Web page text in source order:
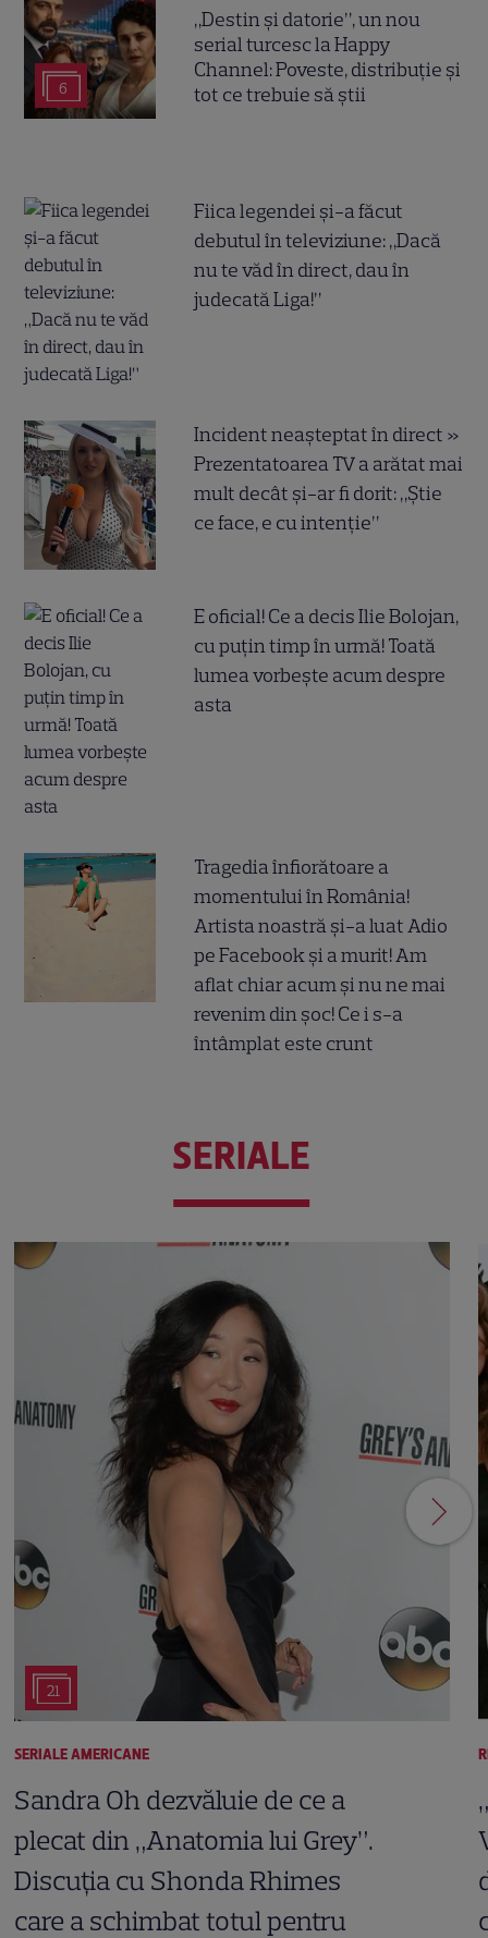
6
„Destin și datorie”, un nou
serial turcesc la Happy
Channel: Poveste, distribuție și
tot ce trebuie să știi
Fiica legendei și-a făcut
debutul în televiziune: „Dacă
nu te văd în direct, dau în
judecată Liga!”
Incident neașteptat în direct »
Prezentatoarea TV a arătat mai
mult decât și-ar fi dorit: „Știe
ce face, e cu intenție”
E oficial! Ce a decis Ilie Bolojan,
cu puțin timp în urmă! Toată
lumea vorbește acum despre
asta
Tragedia înfiorătoare a
momentului în România!
Artista noastră și-a luat Adio
pe Facebook și a murit! Am
aflat chiar acum și nu ne mai
revenim din șoc! Ce i s-a
întâmplat este crunt
SERIALE
21
SERIALE AMERICANE
Sandra Oh dezvăluie de ce a
plecat din „Anatomia lui Grey”.
Discuția cu Shonda Rhimes
care a schimbat totul pentru